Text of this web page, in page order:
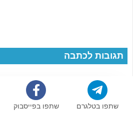
שתפו בפייסבוק שתפו בטלגרם
תגובות לכתבה
3 תגובות